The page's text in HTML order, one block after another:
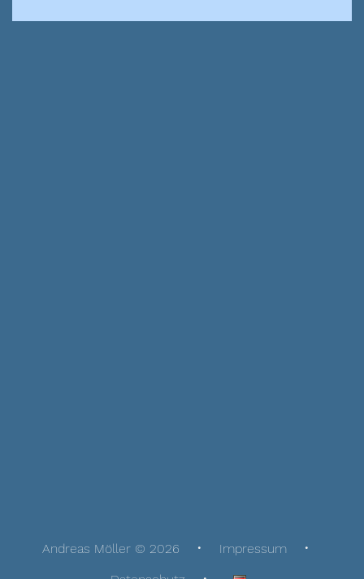
Andreas Möller © 2026
Impressum